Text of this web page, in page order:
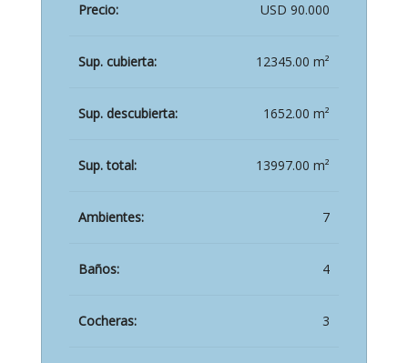
Precio: USD 90.000
Sup. cubierta: 12345.00 m²
Sup. descubierta: 1652.00 m²
Sup. total: 13997.00 m²
Ambientes: 7
Baños: 4
Cocheras: 3